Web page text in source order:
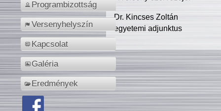
Programbizottság
Versenyhelyszín
Kapcsolat
Galéria
Eredmények
Dr. Kincses Zoltán
egyetemi adjunktus